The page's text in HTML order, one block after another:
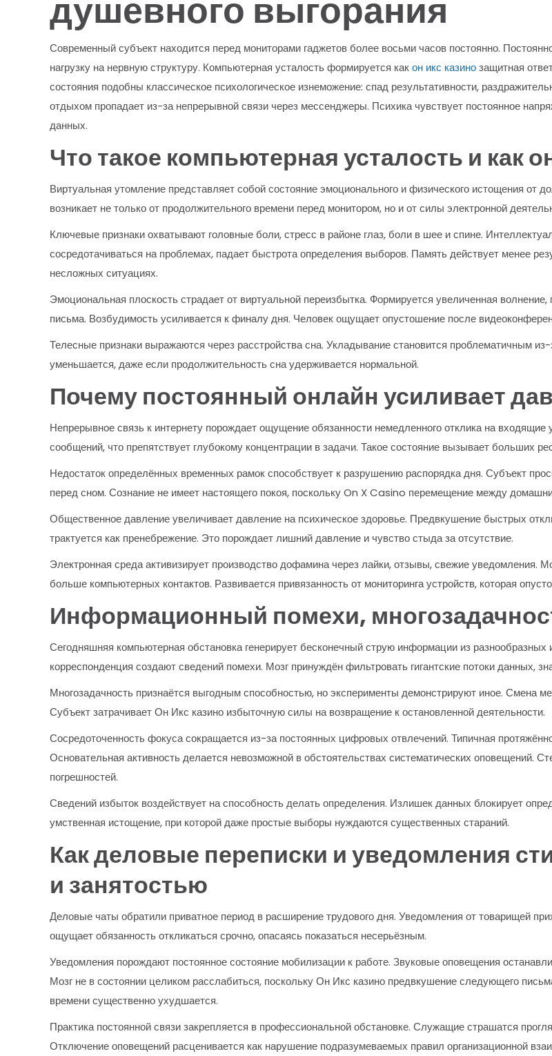
Современный субъект находится перед мониторами гаджетов более восьми часов постоянно.
нагрузку на нервную структуру. Компьютерная усталость формируется какон икс казинозащитная
состояния подобны классическое психологическое изнеможение: спад результативности,
отдыхом пропадает из-за непрерывной связи через мессенджеры. Психика чувствует постоянное
данных.
Что такое компьютерная усталость и как
Виртуальная утомление представляет собой состояние эмоционального и физического истощения от
возникает не только от продолжительного времени перед монитором, но и от силы электронной
Ключевые признаки охватывают головные боли, стресс в районе глаз, боли в шее и спине.
сосредотачиваться на проблемах, падает быстрота определения выборов. Память действует менее
несложных ситуациях.
Эмоциональная плоскость страдает от виртуальной переизбытка. Формируется увеличенная
письма. Возбудимость усиливается к финалу дня. Человек ощущает опустошение после
Телесные признаки выражаются через расстройства сна. Укладывание становится проблематичным
уменьшается, даже если продолжительность сна удерживается нормальной.
Почему постоянный онлайн усиливает
Непрерывное связь к интернету порождает ощущение обязанности немедленного отклика на
сообщений, что препятствует глубокому концентрации в задачи. Такое состояние вызывает больших
Недостаток определённых временных рамок способствует к разрушению распорядка дня. Субъект
перед сном. Сознание не имеет настоящего покоя, поскольку On X Casino перемещение между
Общественное давление увеличивает давление на психическое здоровье. Предвкушение быстрых
трактуется как пренебрежение. Это порождает лишний давление и чувство стыда за отсутствие.
Электронная среда активизирует производство дофамина через лайки, отзывы, свежие уведомления.
больше компьютерных контактов. Развивается привязанность от мониторинга устройств, которая
Информационный помехи,
Сегодняшняя компьютерная обстановка генерирует бесконечный струю информации из
корреспонденция создают сведений помехи. Мозг принуждён фильтровать гигантские потоки данных,
Многозадачность признаётся выгодным способностью, но эксперименты демонстрируют иное. Смена
Субъект затрачивает Он Икс казино избыточную силы на возвращение к остановленной деятельности.
Сосредоточенность фокуса сокращается из-за постоянных цифровых отвлечений. Типичная
Основательная активность делается невозможной в обстоятельствах систематических оповещений.
погрешностей.
Сведений избыток воздействует на способность делать определения. Излишек данных блокирует
умственная истощение, при которой даже простые выборы нуждаются существенных стараний.
Как деловые переписки и уведомления
и занятостью
Деловые чаты обратили приватное период в расширение трудового дня. Уведомления от товарищей
ощущает обязанность откликаться срочно, опасаясь показаться несерьёзным.
Уведомления порождают постоянное состояние мобилизации к работе. Звуковые оповещения
Мозг не в состоянии целиком расслабиться, поскольку Он Икс казино предвкушение следующего
времени существенно ухудшается.
Практика постоянной связи закрепляется в профессиональной обстановке. Служащие страшатся
Отключение оповещений расценивается как нарушение подразумеваемых правил организационной